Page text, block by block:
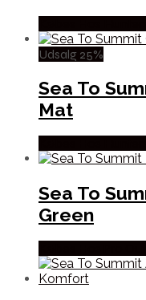
Udsalg 25%
Sea To
Mat
Sea To
Green